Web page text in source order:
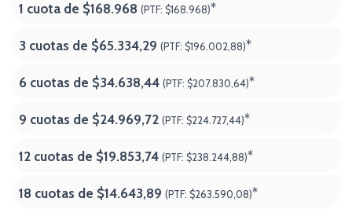
1 cuota de $168.968 (PTF: $168.968)*
3 cuotas de $65.334,29 (PTF: $196.002,88)*
6 cuotas de $34.638,44 (PTF: $207.830,64)*
9 cuotas de $24.969,72 (PTF: $224.727,44)*
12 cuotas de $19.853,74 (PTF: $238.244,88)*
18 cuotas de $14.643,89 (PTF: $263.590,08)*